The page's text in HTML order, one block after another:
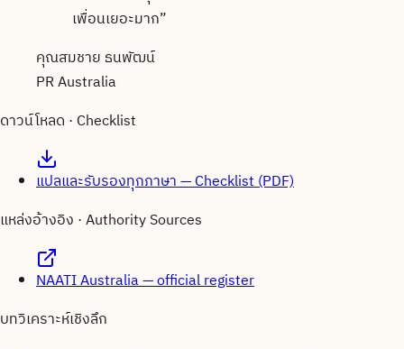
เพื่อนเยอะมาก”
คุณสมชาย ธนพัฒน์
PR Australia
ดาวน์โหลด · Checklist
แปลและรับรองทุกภาษา — Checklist (PDF)
แหล่งอ้างอิง · Authority Sources
NAATI Australia — official register
บทวิเคราะห์เชิงลึก